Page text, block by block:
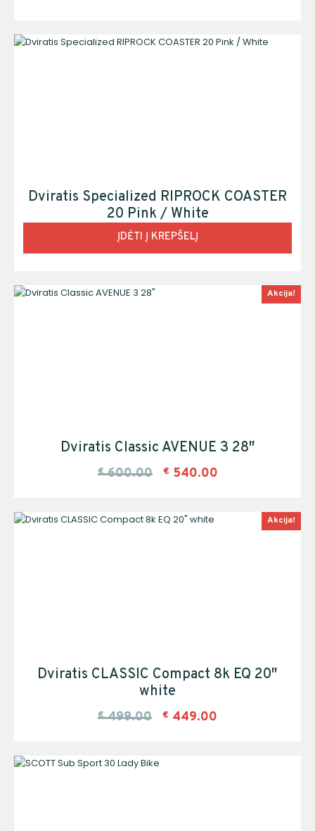
Dviratis Specialized RIPROCK COASTER
20 Pink / White
ĮDĖTI Į KREPŠELĮ
Akcija!
Dviratis Classic AVENUE 3 28″
€ 600.00 € 540.00
Akcija!
Dviratis CLASSIC Compact 8k EQ 20″
white
€ 499.00 € 449.00